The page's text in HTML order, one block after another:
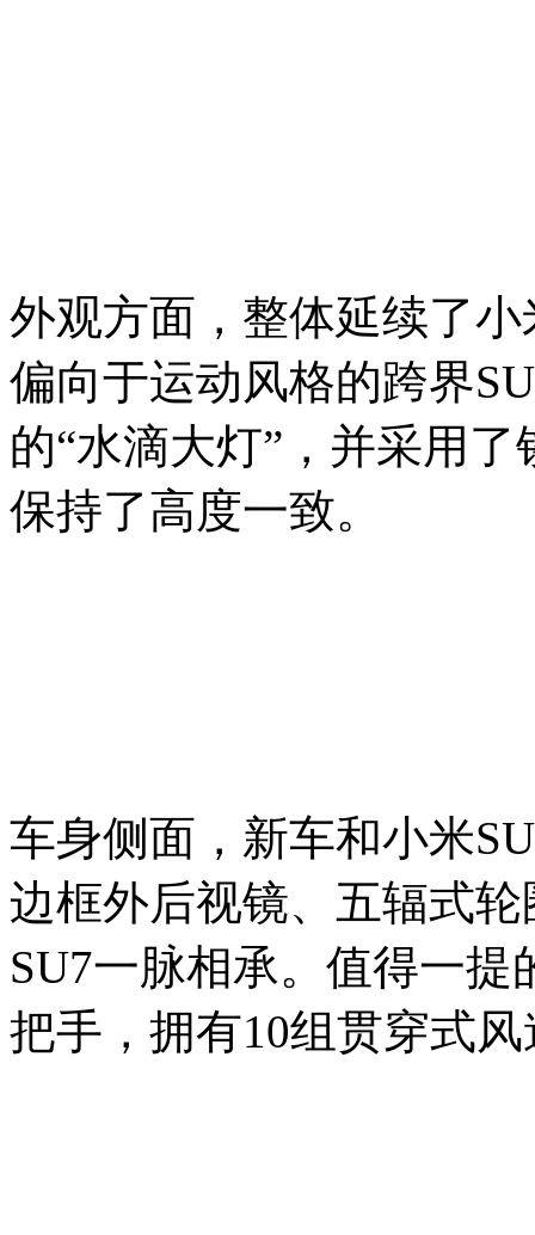
外观方面，整体延续了
偏向于运动风格的跨界
的“水滴大灯”，并采用
保持了高度一致。
车身侧面，新车和小米
边框外后视镜、五辐式
SU7一脉相承。值得一
把手，拥有10组贯穿式